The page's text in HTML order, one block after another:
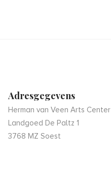
Adresgegevens
Herman van Veen Arts Center
Landgoed De Paltz 1
3768 MZ Soest